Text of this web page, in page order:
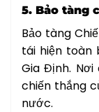
5. Bảo tàng
Bảo tàng
tái hiện toàn
Gia Định.
chiến thắng
nước.